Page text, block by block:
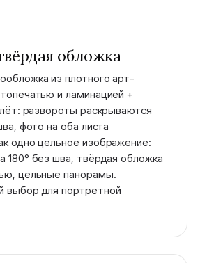
обложка
из плотного арт-
и ламинацией +
развороты раскрываются
фото на оба листа
одно цельное изображение:
180° без шва, твёрдая обложка
цельные панорамы.
выбор для портретной